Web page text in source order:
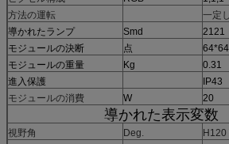
方法の運転
一定
導かれたランプ
Smd
2121
モジュールの決断
点
64*64
モジュールの重量
Kg
0.31
進入保護
IP43
モジュールの消費
W 20
導かれた表示変数
視野角 Deg. H120